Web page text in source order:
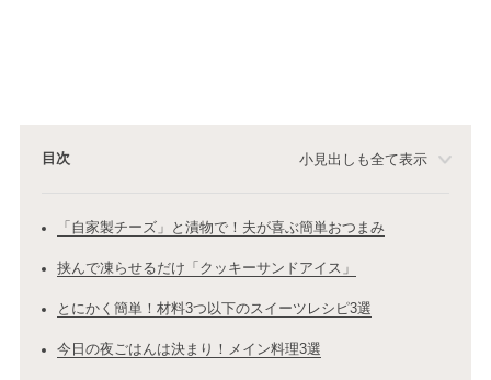
目次 小見出しも全て表示
「自家製チーズ」と漬物で！夫が喜ぶ簡単おつまみ
挟んで凍らせるだけ「クッキーサンドアイス」
とにかく簡単！材料3つ以下のスイーツレシピ3選
今日の夜ごはんは決まり！メイン料理3選